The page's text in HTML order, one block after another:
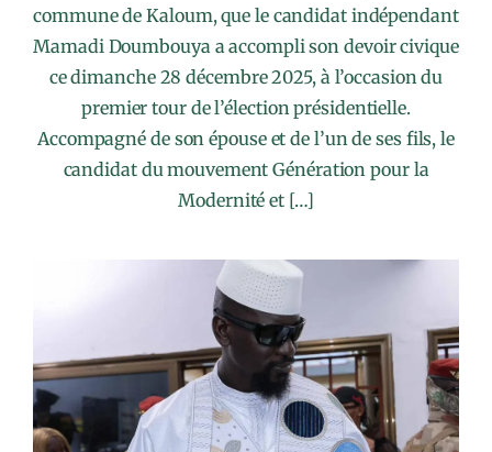
commune de Kaloum, que le candidat indépendant
Mamadi Doumbouya a accompli son devoir civique
ce dimanche 28 décembre 2025, à l’occasion du
premier tour de l’élection présidentielle.
Accompagné de son épouse et de l’un de ses fils, le
candidat du mouvement Génération pour la
Modernité et […]